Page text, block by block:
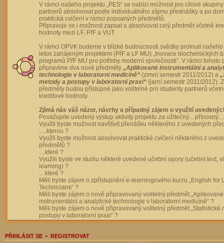
V rámci našeho projektu „PES“ se nabízí možnost pro cílové
partnerů absolvovat podle individuálního zájmu přednášky a po
praktická cvičení v rámci popsaných předmětů.
Připravuje se i možnost zapsat a absolvovat celý předmět včetně
hodnoty mezi LF, PřF a VUT.
V rámci OPVK budeme v blízké budoucnosti svědky prolnutí
letos zahájeným projektem (PřF a LF MU) „Inovace biochemických
programů PřF MU pro potřeby moderní společnosti“. V rámci tohoto
připravíme dva nové předměty „Aplikované instrumentální a
technologie v laboratorní medicíně“ (zimní semestr 2011/2012) a
metody a postupy v laboratorní praxi“ (jarní semestr 2011/2012).
předměty budou přístupné jako volitelné pro studenty partnerů
kreditové hodnoty.
Zjímá nás váš názor, návrhy a případný zájem o využití
Považujete uvedený výstup aktivity projektu za
Využli byste možnost navštívit přenášku některého z uvedených
….kterou ?
Využli byste možnost absolvovat praktické cvičení některého z
předmětů ?
…které ?
Využili byste ve studiu některé uvedené učební opory (učební text,
learning) ?
…které ?
Měli byste zájem o zpřístupnění e-learningového kurzu „English for
Technicians“ ?
Měli byste zájem o nově připravovaný volitelný předmět „Aplikované
instrumentální a analytické technologie v laboratorní medicíně“ ?
Měli byste zájem o nově připravovaný volitelný předmět „Statistické
postupy v laboratorní praxi“ ?
PŘIHLÁSIT SE • REGISTROVAT